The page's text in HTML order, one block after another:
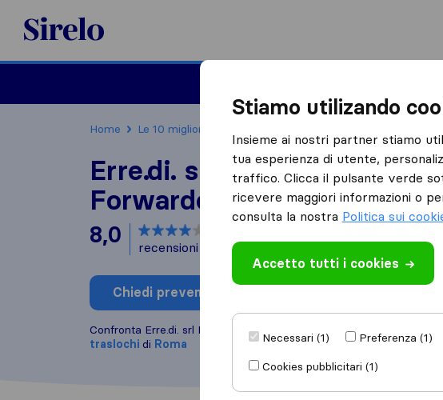
Sirelo.it
Home Le 10 migliori aziende di traslochi in Italia
Erre.di. srl International
Forwarder
8,0
recensioni di Sirelo e Google
Chiedi preventivo
Confronta Erre.di. srl International Forwarder con altre
traslochi di Roma
Stiamo utilizando
Insieme ai nostri partner stiamo
tua esperienza di utente,
traffico. Clicca il pulsante verde
ricevere maggiori informazioni o
consulta la nostra Politica sui
Accetto tutti i cookies
Necessari (1) Preferenza (1)
Cookies pubblicitari (1)